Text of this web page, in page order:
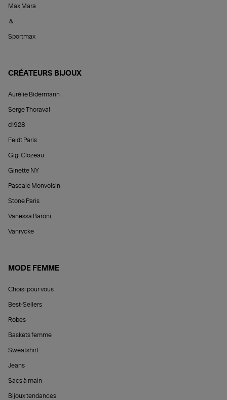
Max Mara
&
Sportmax
CRÉATEURS BIJOUX
Aurélie Bidermann
Serge Thoraval
d1928
Feidt Paris
Gigi Clozeau
Ginette NY
Pascale Monvoisin
Stone Paris
Vanessa Baroni
Vanrycke
MODE FEMME
Choisi pour vous
Best-Sellers
Robes
Baskets femme
Sweatshirt
Jeans
Sacs à main
Bijoux tendances